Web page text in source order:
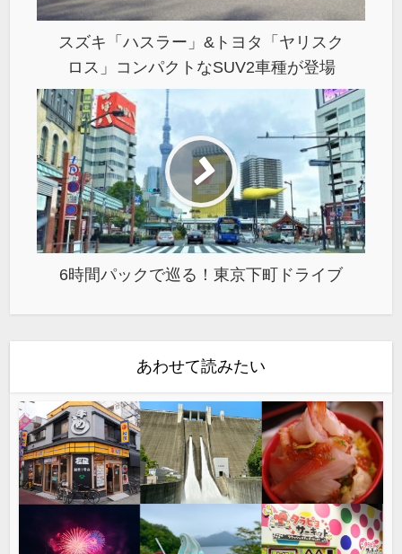
スズキ「ハスラー」&トヨタ「ヤリスク
ロス」コンパクトなSUV2車種が登場
6時間パックで巡る！東京下町ドライブ
あわせて読みたい